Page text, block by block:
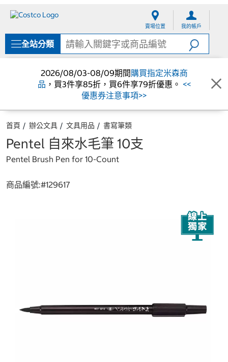
單
賣場位置 我的帳戶
全站分類
2026/08/03-08/09期間購買指定米森商
品 ，買3件享85折，買6件享79折優惠。 <<
優惠券注意事項>>
首頁 辦公文具 文具用品 書寫筆類
Pentel 自來水毛筆 10支
Pentel Brush Pen for 10-Count
商品編號:#129617